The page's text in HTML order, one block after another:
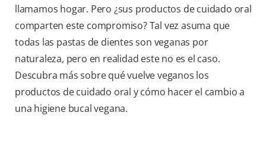
llamamos hogar. Pero ¿sus productos de cuidado oral
comparten este compromiso? Tal vez asuma que
todas las pastas de dientes son veganas por
naturaleza, pero en realidad este no es el caso.
Descubra más sobre qué vuelve veganos los
productos de cuidado oral y cómo hacer el cambio a
una higiene bucal vegana.